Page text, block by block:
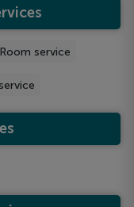
Room service